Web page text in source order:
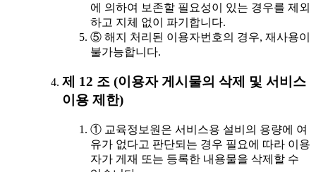
에 의하여 보존할 필요성이 있는 경우를 제외
하고 지체 없이 파기합니다.
⑤ 해지 처리된 이용자번호의 경우, 재사용이
불가능합니다.
제 12 조 (이용자 게시물의 삭제 및 서비스
이용 제한)
① 교육정보원은 서비스용 설비의 용량에 여
유가 없다고 판단되는 경우 필요에 따라 이용
자가 게재 또는 등록한 내용물을 삭제할 수